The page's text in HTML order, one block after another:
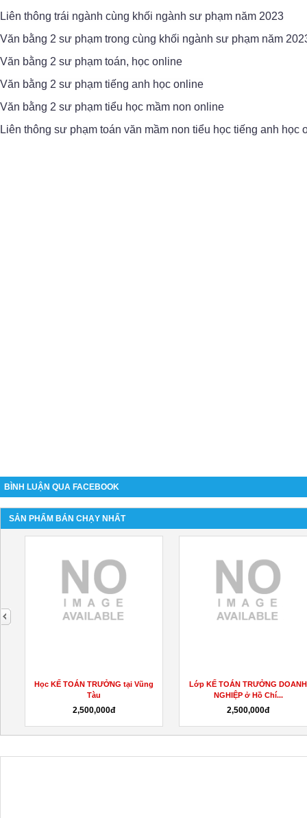
Liên thông trái ngành cùng khối ngành sư phạm năm 2023
Văn bằng 2 sư phạm trong cùng khối ngành sư phạm năm
Văn bằng 2 sư phạm toán, học online
Văn bằng 2 sư phạm tiếng anh học online
Văn bằng 2 sư phạm tiểu học mầm non online
Liên thông sư phạm toán văn mầm non tiểu học tiếng anh học
BÌNH LUẬN QUA FACEBOOK
SẢN PHẨM BÁN CHẠY NHẤT
Học KẾ TOÁN TRƯỞNG tại Vũng
Tàu
2,500,000đ
Lớp KẾ TOÁN TRƯỞNG DOANH
NGHIỆP ở Hồ Chí...
2,500,000đ
next